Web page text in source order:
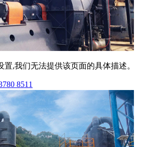
置,我们无法提供该页面的具体描述。
8511